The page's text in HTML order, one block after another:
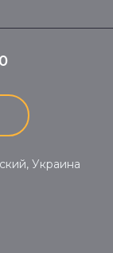
Украина